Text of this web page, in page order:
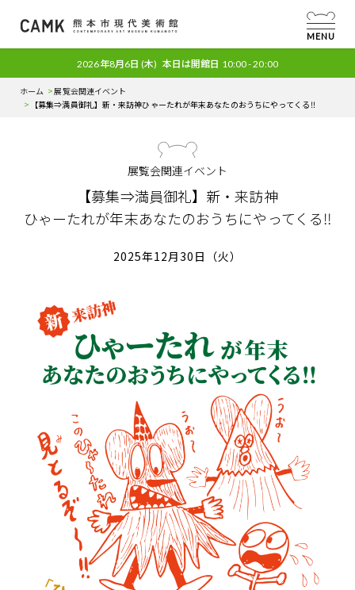
MENU
2026年8月6日 (木) 本日は開館日 10:00 - 20:00
ホーム
展覧会関連イベント
【募集⇒満員御礼】新・来訪神ひゃーたれが年末あなたのおうちにやってくる‼︎
展覧会関連イベント
【募集⇒満員御礼】新・来訪神
ひゃーたれが年末あなたのおうちにやってくる‼︎
2025年12月30日（火）